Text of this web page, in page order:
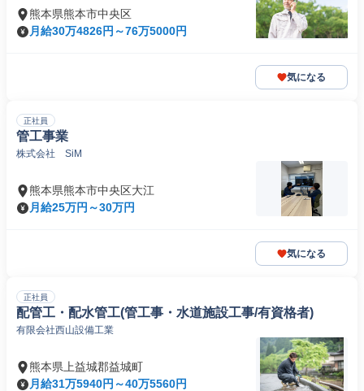
熊本県熊本市中央区
月給30万4826円～76万5000円
気になる
正社員
管工事業
株式会社 SiM
熊本県熊本市中央区大江
月給25万円～30万円
気になる
正社員
配管工・配水管工(管工事・水道施設工事/有資格者)
有限会社西山設備工業
熊本県上益城郡益城町
月給31万5940円～40万5560円